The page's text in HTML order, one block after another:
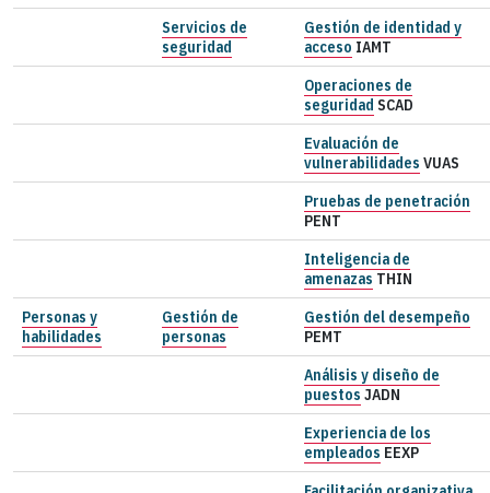
Servicios de
seguridad
Gestión de identidad y
acceso IAMT
Operaciones de
seguridad SCAD
Evaluación de
vulnerabilidades VUAS
Pruebas de penetración
PENT
Inteligencia de
amenazas THIN
Personas y
habilidades
Gestión de
personas
Gestión del desempeño
PEMT
Análisis y diseño de
puestos JADN
Experiencia de los
empleados EEXP